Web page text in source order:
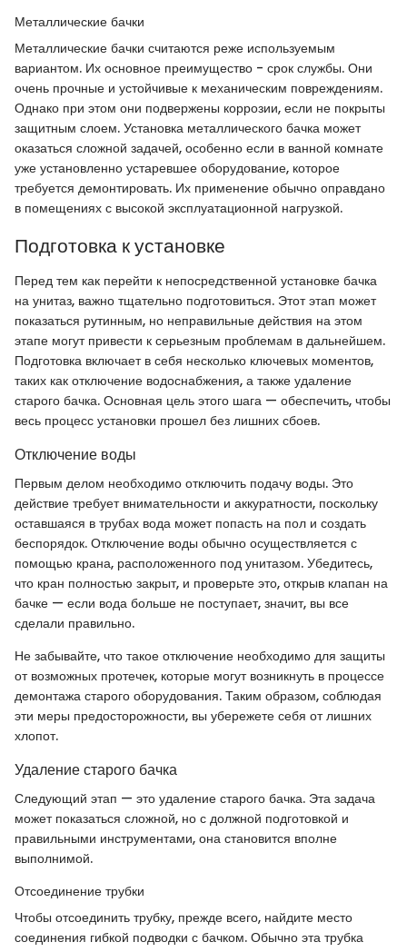
Металлические бачки
Металлические бачки считаются реже используемым
вариантом. Их основное преимущество - срок службы. Они
очень прочные и устойчивые к механическим повреждениям.
Однако при этом они подвержены коррозии, если не покрыты
защитным слоем. Установка металлического бачка может
оказаться сложной задачей, особенно если в ванной комнате
уже установленно устаревшее оборудование, которое
требуется демонтировать. Их применение обычно оправдано
в помещениях с высокой эксплуатационной нагрузкой.
Подготовка к установке
Перед тем как перейти к непосредственной установке бачка
на унитаз, важно тщательно подготовиться. Этот этап может
показаться рутинным, но неправильные действия на этом
этапе могут привести к серьезным проблемам в дальнейшем.
Подготовка включает в себя несколько ключевых моментов,
таких как отключение водоснабжения, а также удаление
старого бачка. Основная цель этого шага — обеспечить, чтобы
весь процесс установки прошел без лишних сбоев.
Отключение воды
Первым делом необходимо отключить подачу воды. Это
действие требует внимательности и аккуратности, поскольку
оставшаяся в трубах вода может попасть на пол и создать
беспорядок. Отключение воды обычно осуществляется с
помощью крана, расположенного под унитазом. Убедитесь,
что кран полностью закрыт, и проверьте это, открыв клапан на
бачке — если вода больше не поступает, значит, вы все
сделали правильно.
Не забывайте, что такое отключение необходимо для защиты
от возможных протечек, которые могут возникнуть в процессе
демонтажа старого оборудования. Таким образом, соблюдая
эти меры предосторожности, вы убережете себя от лишних
хлопот.
Удаление старого бачка
Следующий этап — это удаление старого бачка. Эта задача
может показаться сложной, но с должной подготовкой и
правильными инструментами, она становится вполне
выполнимой.
Отсоединение трубки
Чтобы отсоединить трубку, прежде всего, найдите место
соединения гибкой подводки с бачком. Обычно эта трубка